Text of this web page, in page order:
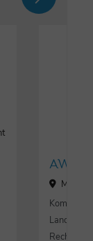
Landkreis
Rechts